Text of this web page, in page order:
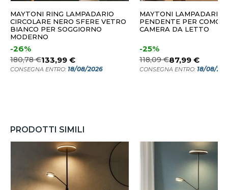
MAYTONI RING LAMPADARIO
CIRCOLARE NERO SFERE VETRO
BIANCO PER SOGGIORNO
MODERNO
-26%
180,78 €133,99 €
CONSEGNA ENTRO: 18/08/2026
MAYTONI LAMPADARIO
PENDENTE PER
CAMERA DA LETTO
-25%
118,09 €87,99 €
CONSEGNA ENTRO: 18/08/
PRODOTTI SIMILI